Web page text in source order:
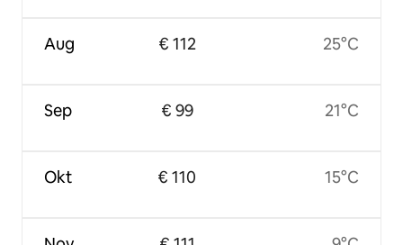
Aug
Sep
Okt
€ 112
€ 99
€ 110
25°C
21°C
15°C